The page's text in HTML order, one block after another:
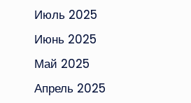
Июль 2025
Июнь 2025
Май 2025
Апрель 2025